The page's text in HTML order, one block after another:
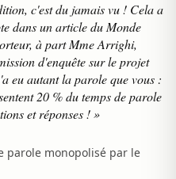
c'est du jamais vu ! Cela a
dans un article du Monde
à part Mme Arrighi,
d'enquête sur le projet
eu autant la parole que vous :
20 % du temps de parole
et réponses ! »
parole monopolisé par le